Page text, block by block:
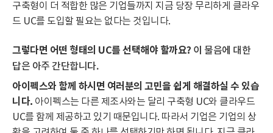
구축형이 더 적합한 많은 기업들까지 지금 당장 무리하게 클라우
드 UC를 도입할 필요는 없다는 것입니다.
그렇다면 어떤 형태의 UC를 선택해야 할까요? 이 물음에 대한
답은 아주 간단합니다.
아이펙스와 함께 하시면 여러분의 고민을 쉽게 해결하실 수 있습
니다. 아이펙스는 다른 제조사와는 달리 구축형 UC와 클라우드
UC를 함께 제공하고 있기 때문입니다. 따라서 기업은 기업의 상